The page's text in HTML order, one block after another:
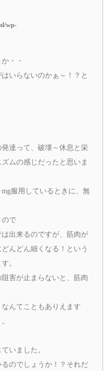
wp-
・・
いらないのかぁ～！？と
達って、破壊～休息と栄
ムの感じだったと思いま
服用しているときに、無
ので
出来るのですが、筋肉が
んどん細くなる！という
。
害が止まらないと、筋肉
んてこともありえます
いました。
のでしょうか！？それだ